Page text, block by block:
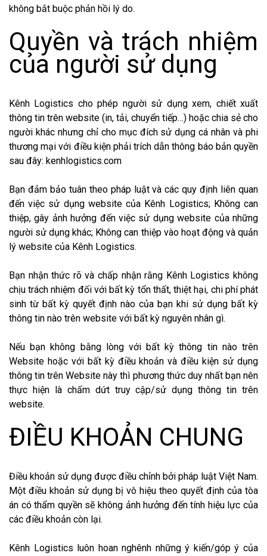
không bắt buộc phản hồi lý do.
Quyền và trách nhiệm
của người sử dụng
Kênh Logistics cho phép người sử dụng xem, chiết xuất
thông tin trên website (in, tải, chuyển tiếp…) hoặc chia sẻ cho
người khác nhưng chỉ cho mục đích sử dụng cá nhân và phi
thương mại với điều kiện phải trích dẫn thông báo bản quyền
sau đây: kenhlogistics.com
Bạn đảm bảo tuân theo pháp luật và các quy định liên quan
đến việc sử dụng website của Kênh Logistics; Không can
thiệp, gây ảnh hưởng đến việc sử dụng website của những
người sử dụng khác; Không can thiệp vào hoạt động và quản
lý website của Kênh Logistics.
Bạn nhận thức rõ và chấp nhận rằng Kênh Logistics không
chịu trách nhiệm đối với bất kỳ tổn thất, thiệt hại, chi phí phát
sinh từ bất kỳ quyết định nào của bạn khi sử dụng bất kỳ
thông tin nào trên website với bất kỳ nguyên nhân gì.
Nếu bạn không bằng lòng với bất kỳ thông tin nào trên
Website hoặc với bất kỳ điều khoản và điều kiện sử dụng
thông tin trên Website này thì phương thức duy nhất bạn nên
thực hiện là chấm dứt truy cập/sử dụng thông tin trên
website.
ĐIỀU KHOẢN CHUNG
Điều khoản sử dụng được điều chỉnh bởi pháp luật Việt Nam.
Một điều khoản sử dụng bị vô hiệu theo quyết định của tòa
án có thẩm quyền sẽ không ảnh hưởng đến tính hiệu lực của
các điều khoản còn lại.
Kênh Logistics luôn hoan nghênh những ý kiến/góp ý của